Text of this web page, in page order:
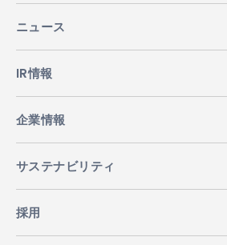
ニュース
IR情報
企業情報
サステナビリティ
採用